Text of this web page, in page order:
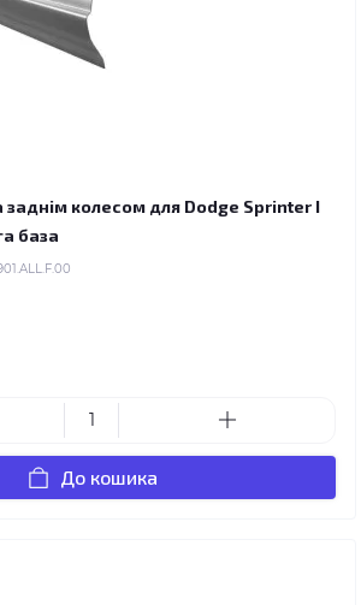
заднім колесом для Dodge Sprinter I
база
До кошика